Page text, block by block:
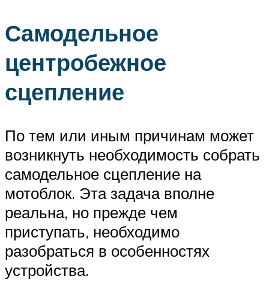
Самодельное
центробежное
сцепление
По тем или иным причинам может
возникнуть необходимость собрать
самодельное сцепление на
мотоблок. Эта задача вполне
реальна, но прежде чем
приступать, необходимо
разобраться в особенностях
устройства.